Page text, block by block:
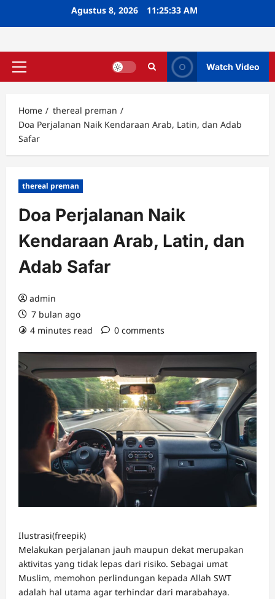
Agustus 8, 2026 11:25:34 AM
Primary
Watch Video
Home
thereal preman
Doa Perjalanan Naik Kendaraan Arab, Latin, dan Adab
Safar
thereal preman
Doa Perjalanan Naik
Kendaraan Arab, Latin, dan
Adab Safar
admin
7 bulan ago
4 minutes read
0 comments
Ilustrasi(freepik)
Melakukan perjalanan jauh maupun dekat merupakan
aktivitas yang tidak lepas dari risiko. Sebagai umat
Muslim, memohon perlindungan kepada Allah SWT
adalah hal utama agar terhindar dari marabahaya.